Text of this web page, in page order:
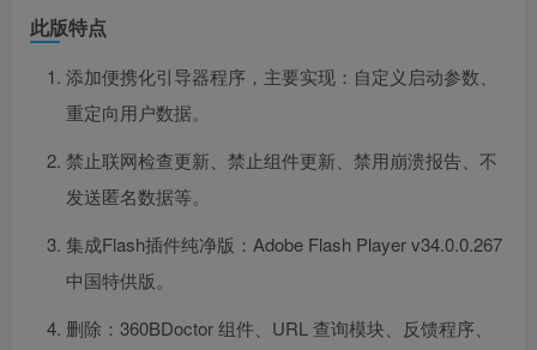
此版特点
添加便携化引导器程序，主要实现：自定义启动参数、
重定向用户数据。
禁止联网检查更新、禁止组件更新、禁用崩溃报告、不
发送匿名数据等。
集成Flash插件纯净版：Adobe Flash Player v34.0.0.267
中国特供版。
删除：360BDoctor 组件、URL 查询模块、反馈程序、